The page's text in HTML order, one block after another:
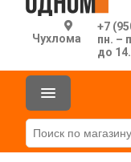
Чухлома
+7
пн. –
до